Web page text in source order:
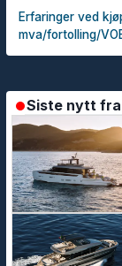
Erfaringer ved
mva/fortolling/
Siste nytt fra